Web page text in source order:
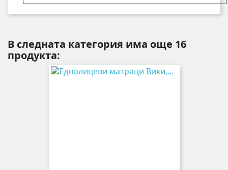
В следната категория има още 16
продукта: